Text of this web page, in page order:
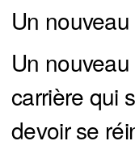
Un
Un
carrière qui
devoir se